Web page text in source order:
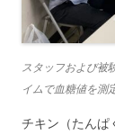
スタッフおよび被
イムで血糖値を測
チキン（たんぱ